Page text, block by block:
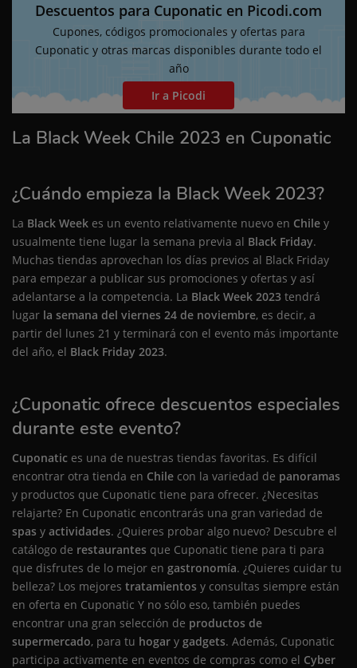
Descuentos para Cuponatic en Picodi.com
Cupones, códigos promocionales y ofertas para
Cuponatic y otras marcas disponibles durante todo el
año
Ir a Picodi
La Black Week Chile 2023 en Cuponatic
¿Cuándo empieza la Black Week 2023?
La Black Week es un evento relativamente nuevo en Chile y
usualmente tiene lugar la semana previa al Black Friday.
Muchas tiendas aprovechan los días previos al Black Friday
para empezar a publicar sus promociones y ofertas y así
adelantarse a la competencia. La Black Week 2023 tendrá
lugar la semana del viernes 24 de noviembre, es decir, a
partir del lunes 21 y terminará con el evento más importante
del año, el Black Friday 2023.
¿Cuponatic ofrece descuentos especiales
durante este evento?
Cuponatic es una de nuestras tiendas favoritas. Es difícil
encontrar otra tienda en Chile con la variedad de panoramas
y productos que Cuponatic tiene para ofrecer. ¿Necesitas
relajarte? En Cuponatic encontrarás una gran variedad de
spas y actividades. ¿Quieres probar algo nuevo? Descubre el
catálogo de restaurantes que Cuponatic tiene para ti para
que disfrutes de lo mejor en gastronomía. ¿Quieres cuidar tu
belleza? Los mejores tratamientos y consultas siempre están
en oferta en Cuponatic Y no sólo eso, también puedes
encontrar una gran selección de productos de
supermercado, para tu hogar y gadgets. Además, Cuponatic
participa activamente en eventos de compras como el Cyber